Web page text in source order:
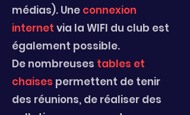
médias). Une connexion
internet via la WIFI du club est
également possible.
De nombreuses tables et
chaises permettent de tenir
des réunions, de réaliser des